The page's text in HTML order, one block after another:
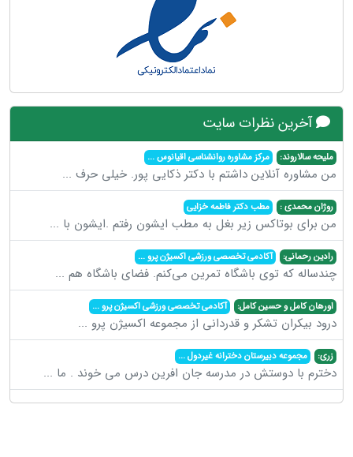
آخرین نظرات سایت
ملیحه سالاروند: مرکز مشاوره روانشناسی اقیانوس...
من مشاوره آنلاین داشتم با دکتر ذکایی پور. خیلی حرف ...
روژان محمدی : مطب دکتر فاطمه خزایی
من برای بوتاکس زیر بغل به مطب ایشون رفتم .ایشون با ...
رادین رحمانی: آکادمی تخصصی ورزشی اکسیژن پرو...
چندساله که توی باشگاه تمرین می‌کنم. فضای باشگاه هم ...
اورهان کامل و حسین کامل: آکادمی تخصصی ورزشی اکسیژن پرو...
درود بیکران تشکر و قدردانی از مجموعه اکسیژن پرو ...
زری: مجموعه دبیرستان دخترانه غیردول...
دخترم با دوستش در مدرسه جان افرین درس می خوند . ما ...